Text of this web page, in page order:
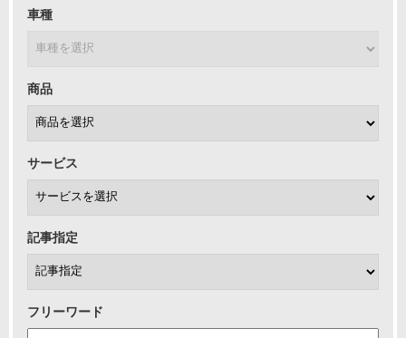
車種
商品
サービス
記事指定
フリーワード